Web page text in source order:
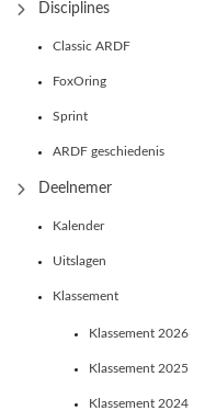
Disciplines
Classic ARDF
FoxOring
Sprint
ARDF geschiedenis
Deelnemer
Kalender
Uitslagen
Klassement
Klassement 2026
Klassement 2025
Klassement 2024